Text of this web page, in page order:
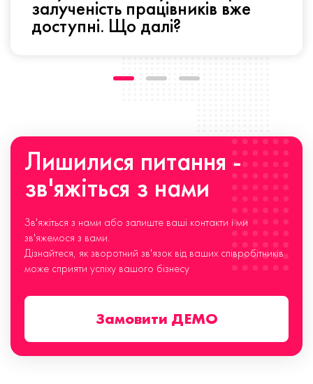
залученість працівників вже
доступні. Що далі?
Лишилися питання -
зв'яжіться з нами
Зв'яжіться з нами або залиште ваші контакти і ми
зв'яжемося з вами.
Дізнайтеся, як зворотний зв'язок від ваших співробітників
може сприяти успіху вашого бізнесу
Замовити ДЕМО